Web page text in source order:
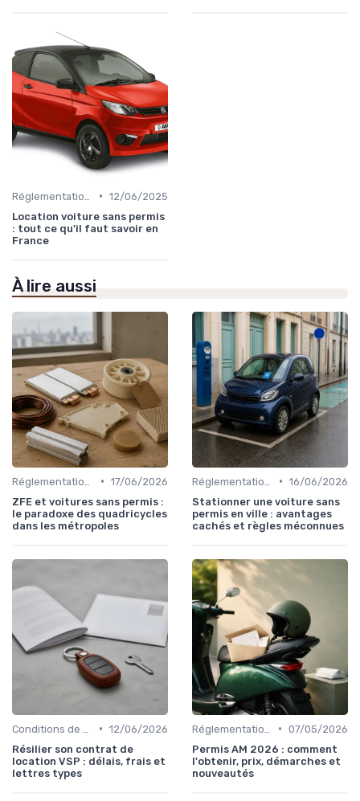
• 12/06/2025
Location voiture sans permis
: tout ce qu'il faut savoir en
France
À lire aussi
• 17/06/2026
ZFE et voitures sans permis :
le paradoxe des quadricycles
dans les métropoles
• 16/06/2026
Stationner une voiture sans
permis en ville : avantages
cachés et règles méconnues
• 12/06/2026
Résilier son contrat de
location VSP : délais, frais et
lettres types
• 07/05/2026
Permis AM 2026 : comment
l'obtenir, prix, démarches et
nouveautés